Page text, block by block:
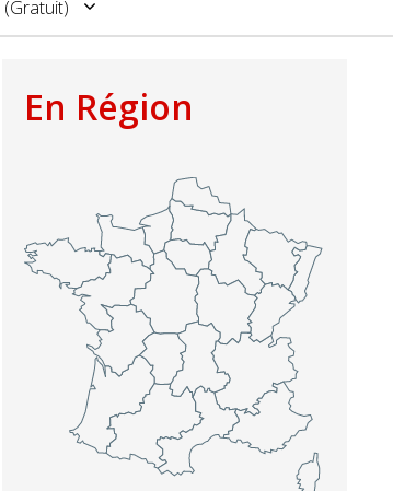
(gratuit)
En Région